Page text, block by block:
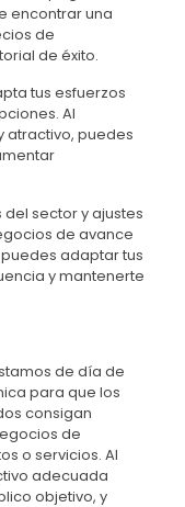
encontrar una
de
de éxito.
tus esfuerzos
Al
atractivo, puedes
sector y ajustes
de avance
adaptar tus
y mantenerte
de día de
para que los
consigan
de
o servicios. Al
adecuada
objetivo, y